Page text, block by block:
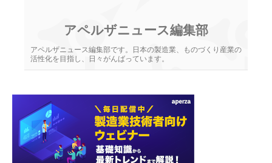
アペルザニュース編集部
アペルザニュース編集部です。日本の製造業、ものづくり産業の
活性化を目指し、日々がんばっています。